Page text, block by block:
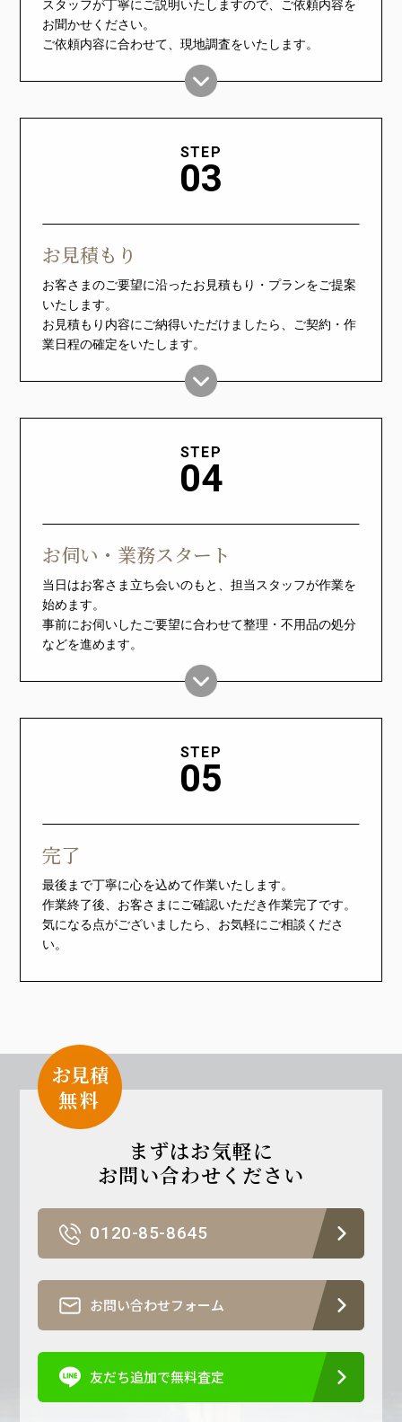
スタッフが丁寧にご説明いたしますので、ご依頼内容を
お聞かせください。
ご依頼内容に合わせて、現地調査をいたします。
STEP
03
お見積もり
お客さまのご要望に沿ったお見積もり・プランをご提案
いたします。
お見積もり内容にご納得いただけましたら、ご契約・作
業日程の確定をいたします。
STEP
04
お伺い・業務スタート
当日はお客さま立ち会いのもと、担当スタッフが作業を
始めます。
事前にお伺いしたご要望に合わせて整理・不用品の処分
などを進めます。
STEP
05
完了
最後まで丁寧に心を込めて作業いたします。
作業終了後、お客さまにご確認いただき作業完了です。
気になる点がございましたら、お気軽にご相談くださ
い。
お見積
無料
まずはお気軽に
お問い合わせください
0120-85-8645
お問い合わせフォーム
友だち追加で無料査定